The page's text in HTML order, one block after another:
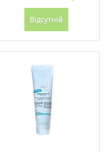
Відсутній